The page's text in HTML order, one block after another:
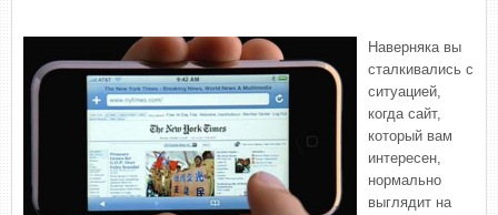
Наверняка вы
сталкивались с
ситуацией,
когда сайт,
который вам
интересен,
нормально
выглядит на